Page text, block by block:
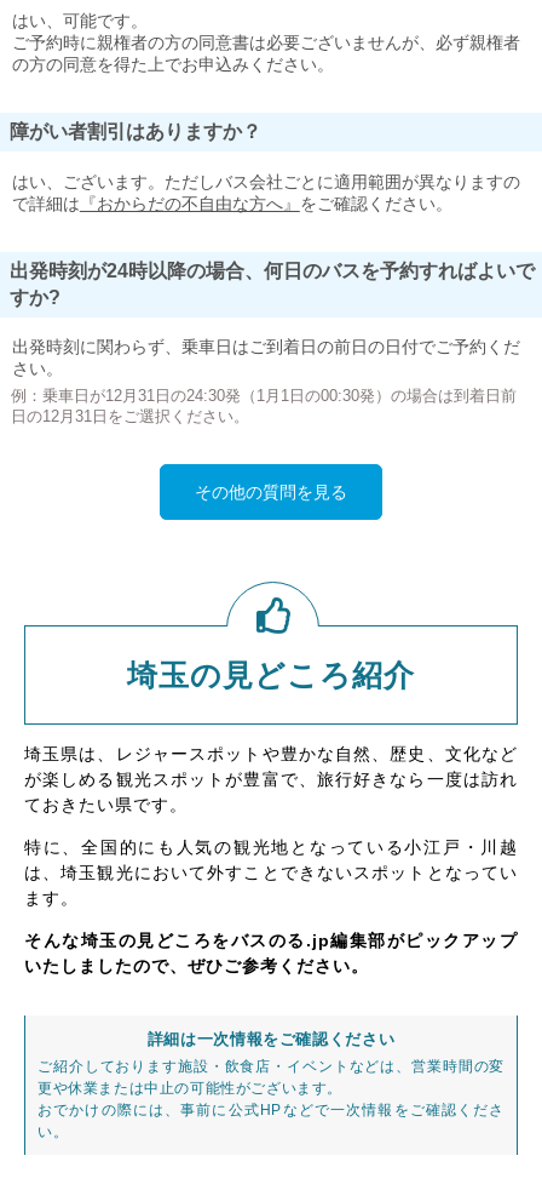
はい、可能です。
ご予約時に親権者の方の同意書は必要ございませんが、必ず親権者
の方の同意を得た上でお申込みください。
障がい者割引はありますか？
はい、ございます。ただしバス会社ごとに適用範囲が異なりますの
で詳細は 『おからだの不自由な方へ』 をご確認ください。
出発時刻が24時以降の場合、何日のバスを予約すればよいで
すか?
出発時刻に関わらず、乗車日はご到着日の前日の日付でご予約くだ
さい。
例：乗車日が12月31日の24:30発（1月1日の00:30発）の場合は到着日前
日の12月31日をご選択ください。
その他の質問を見る
埼玉の見どころ紹介
埼玉県は、レジャースポットや豊かな自然、歴史、文化など
が楽しめる観光スポットが豊富で、旅行好きなら一度は訪れ
ておきたい県です。
特に、全国的にも人気の観光地となっている小江戸・川越
は、埼玉観光において外すことできないスポットとなってい
ます。
そんな埼玉の見どころをバスのる.jp編集部がピックアップ
いたしましたので、ぜひご参考ください。
詳細は一次情報をご確認ください
ご紹介しております施設・飲食店・イベントなどは、営業時間の変
更や休業または中止の可能性がございます。
おでかけの際には、事前に公式HPなどで一次情報をご確認くださ
い。